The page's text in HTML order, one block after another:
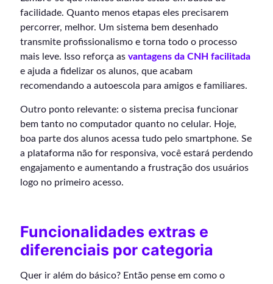
facilidade. Quanto menos etapas eles precisarem
percorrer, melhor. Um sistema bem desenhado
transmite profissionalismo e torna todo o processo
mais leve. Isso reforça as vantagens da CNH facilitada
e ajuda a fidelizar os alunos, que acabam
recomendando a autoescola para amigos e familiares.
Outro ponto relevante: o sistema precisa funcionar
bem tanto no computador quanto no celular. Hoje,
boa parte dos alunos acessa tudo pelo smartphone. Se
a plataforma não for responsiva, você estará perdendo
engajamento e aumentando a frustração dos usuários
logo no primeiro acesso.
Funcionalidades extras e
diferenciais por categoria
Quer ir além do básico? Então pense em como o